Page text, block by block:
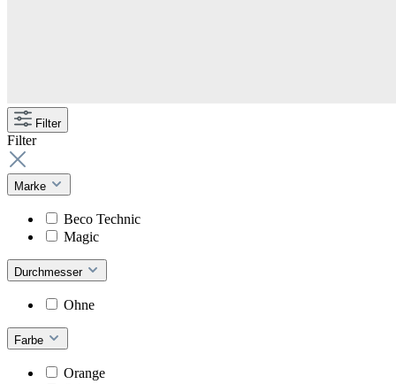
Filter
Filter
Marke
Beco Technic
Magic
Durchmesser
Ohne
Farbe
Orange